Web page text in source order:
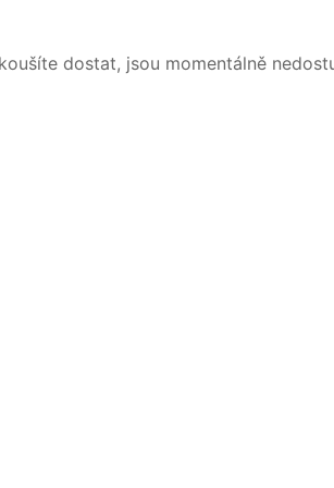
dostat, jsou momentálně